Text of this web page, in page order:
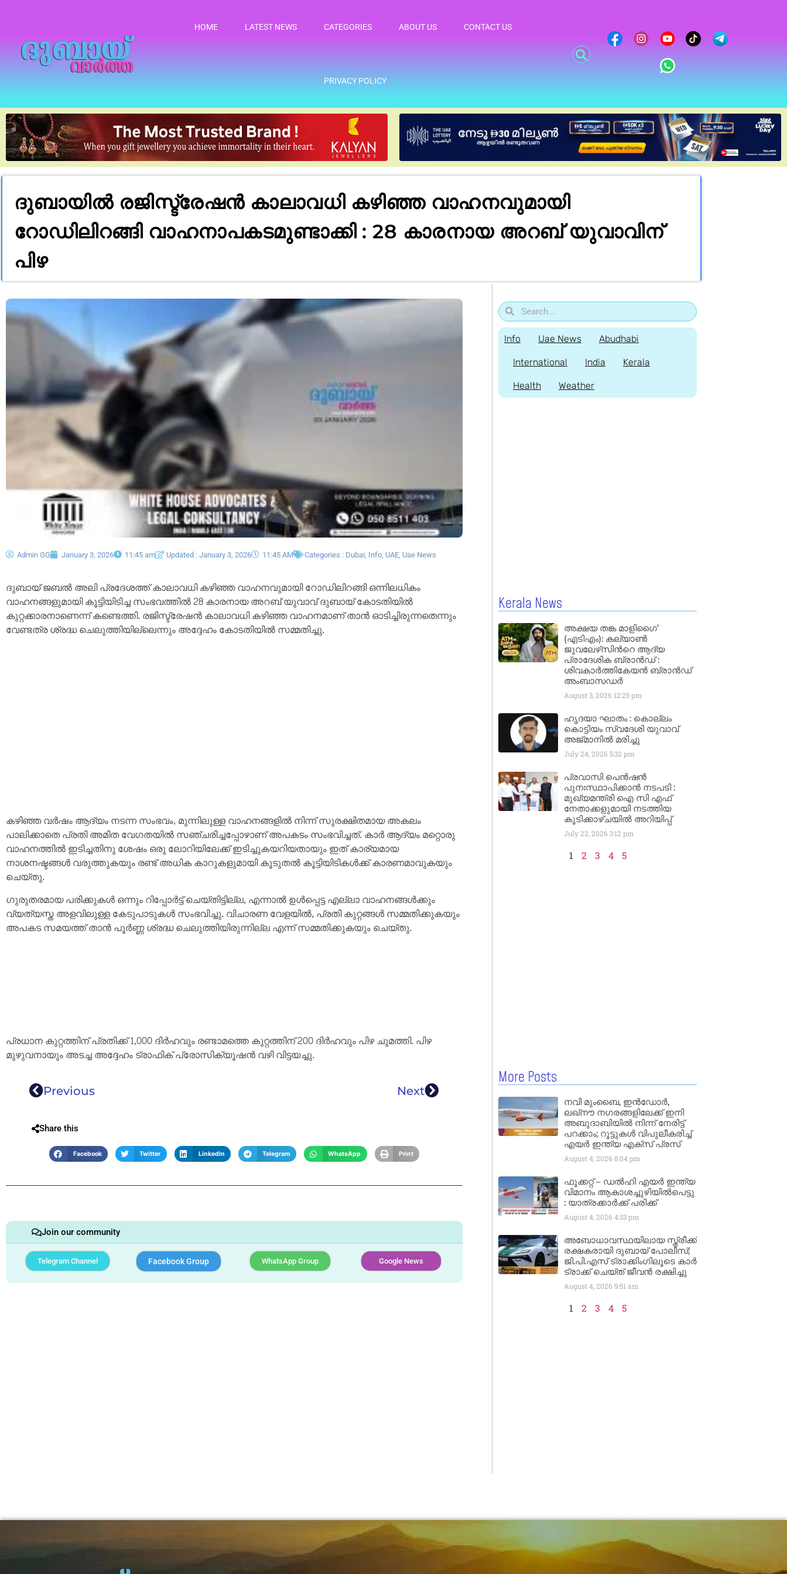
HOME LATEST NEWS CATEGORIES ABOUT US CONTACT US
PRIVACY POLICY
ദുബായിൽ രജിസ്ട്രേഷൻ കാലാവധി കഴിഞ്ഞ വാഹനവുമായി
റോഡിലിറങ്ങി വാഹനാപകടമുണ്ടാക്കി : 28 കാരനായ അറബ് യുവാവിന്
പിഴ
Admin GG January 3, 2026 11:45 am Updated : January 3, 2026 11:45 AM Categories : Dubai Info UAE Uae News
ദുബായ് ജബൽ അലി പ്രദേശത്ത് കാലാവധി കഴിഞ്ഞ വാഹനവുമായി റോഡിലിറങ്ങി ഒന്നിലധികം
വാഹനങ്ങളുമായി കൂട്ടിയിടിച്ച സംഭവത്തിൽ 28 കാരനായ അറബ് യുവാവ് ദുബായ് കോടതിയിൽ
കുറ്റക്കാരനാണെന്ന് കണ്ടെത്തി. രജിസ്ട്രേഷൻ കാലാവധി കഴിഞ്ഞ വാഹനമാണ് താൻ ഓടിച്ചിരുന്നതെന്നും
വേണ്ടത്ര ശ്രദ്ധ ചെലുത്തിയില്ലെന്നും അദ്ദേഹം കോടതിയിൽ സമ്മതിച്ചു.
കഴിഞ്ഞ വർഷം ആദ്യം നടന്ന സംഭവം, മുന്നിലുള്ള വാഹനങ്ങളിൽ നിന്ന് സുരക്ഷിതമായ അകലം
പാലിക്കാതെ പ്രതി അമിത വേഗതയിൽ സഞ്ചരിച്ചപ്പോഴാണ് അപകടം സംഭവിച്ചത്. കാർ ആദ്യം മറ്റൊരു
വാഹനത്തിൽ ഇടിച്ചതിനു ശേഷം ഒരു ലോറിയിലേക്ക് ഇടിച്ചുകയറിയതായും ഇത് കാര്യമായ
നാശനഷ്ടങ്ങൾ വരുത്തുകയും രണ്ട് അധിക കാറുകളുമായി കൂടുതൽ കൂട്ടിയിടികൾക്ക് കാരണമാവുകയും
ചെയ്തു.
ഗുരുതരമായ പരിക്കുകൾ ഒന്നും റിപ്പോർട്ട് ചെയ്തിട്ടില്ല, എന്നാൽ ഉൾപ്പെട്ട എല്ലാ വാഹനങ്ങൾക്കും
വ്യത്യസ്ത അളവിലുള്ള കേടുപാടുകൾ സംഭവിച്ചു. വിചാരണ വേളയിൽ, പ്രതി കുറ്റങ്ങൾ സമ്മതിക്കുകയും
അപകട സമയത്ത് താൻ പൂർണ്ണ ശ്രദ്ധ ചെലുത്തിയിരുന്നില്ല എന്ന് സമ്മതിക്കുകയും ചെയ്തു.
പ്രധാന കുറ്റത്തിന് പ്രതിക്ക് 1,000 ദിർഹവും രണ്ടാമത്തെ കുറ്റത്തിന് 200 ദിർഹവും പിഴ ചുമത്തി. പിഴ
മുഴുവനായും അടച്ച അദ്ദേഹം ട്രാഫിക് പ്രോസിക്യൂഷൻ വഴി വിട്ടയച്ചു.
Previous Next
Share this
Facebook Twitter LinkedIn Telegram WhatsApp Print
Join our community
Telegram Channel Facebook Group WhatsApp Group Google News
Info Uae News Abudhabi
International India Kerala
Health Weather
Kerala News
അക്ഷയ തങ്ക മാളിഗൈ’
(എടിഎം): കല്യാണ്‍
ജുവലേഴ്‌സിന്‍റെ ആദ്യ
പ്രാദേശിക ബ്രാന്‍ഡ് :
ശിവകാര്‍ത്തികേയന്‍ ബ്രാന്‍ഡ്
അംബാസഡര്‍
August 3, 2026 12:25 pm
ഹൃദയാ ഘാതം : കൊല്ലം
കൊട്ടിയം സ്വദേശി യുവാവ്
അജ്മാനിൽ മരിച്ചു
July 24, 2026 5:32 pm
പ്രവാസി പെൻഷൻ
പുനഃസ്ഥാപിക്കാൻ നടപടി :
മുഖ്യമന്ത്രി ഐ സി എഫ്
നേതാക്കളുമായി നടത്തിയ
കൂടിക്കാഴ്ചയിൽ അറിയിപ്പ്
July 22, 2026 3:12 pm
1 2 3 4 5
More Posts
നവി മുംബൈ, ഇൻഡോർ,
ലഖ്നൗ നഗരങ്ങളിലേക്ക് ഇനി
അബുദാബിയിൽ നിന്ന് നേരിട്ട്
പറക്കാം; റൂട്ടുകൾ വിപുലീകരിച്ച്
എയർ ഇന്ത്യ എക്സ് പ്രസ്
August 4, 2026 8:04 pm
ഫൂക്കറ്റ് – ഡൽഹി എയര്‍ ഇന്ത്യ
വിമാനം ആകാശച്ചുഴിയില്‍പെട്ടു
: യാത്രക്കാര്‍ക്ക് പരിക്ക്
August 4, 2026 4:33 pm
അബോധാവസ്ഥയിലായ സ്ത്രീക്ക്
രക്ഷകരായി ദുബായ് പോലീസ്;
ജി.പി.എസ് ട്രാക്കിംഗിലൂടെ കാർ
ട്രാക്ക് ചെയ്ത് ജീവൻ രക്ഷിച്ചു
August 4, 2026 9:51 am
1 2 3 4 5